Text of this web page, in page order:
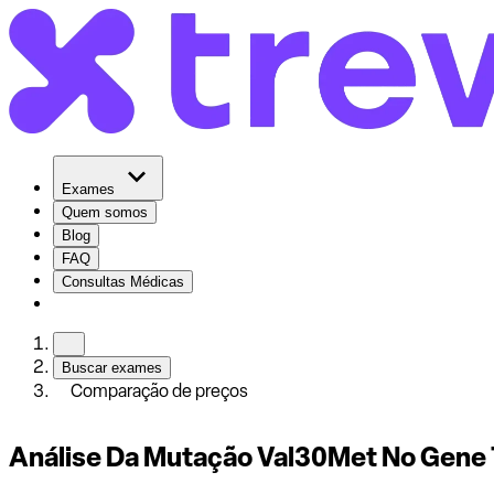
Exames
Quem somos
Blog
FAQ
Consultas Médicas
Buscar exames
Comparação de preços
Análise Da Mutação Val30Met No